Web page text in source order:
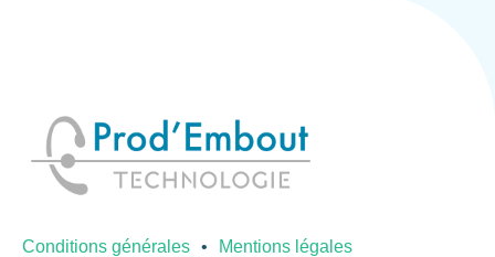
Conditions générales Mentions légales